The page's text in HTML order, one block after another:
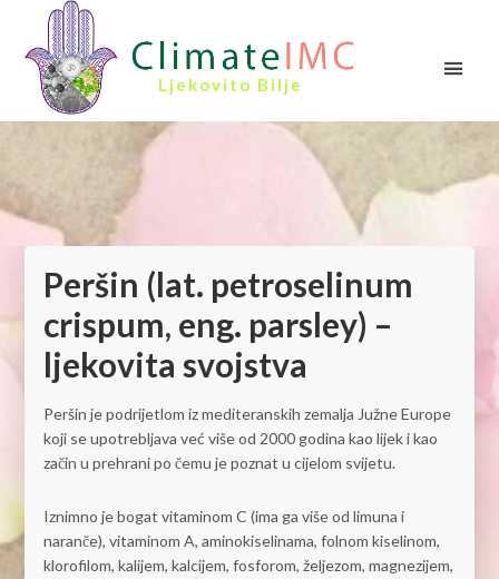
Ljekovito Bilje
Peršin (lat. petroselinum
crispum, eng. parsley) –
ljekovita svojstva
Peršin je podrijetlom iz mediteranskih zemalja Južne Europe
koji se upotrebljava već više od 2000 godina kao lijek i kao
začin u prehrani po čemu je poznat u cijelom svijetu.
Iznimno je bogat vitaminom C (ima ga više od limuna i
naranče), vitaminom A, aminokiselinama, folnom kiselinom,
klorofilom, kalijem, kalcijem, fosforom, željezom, magnezijem,